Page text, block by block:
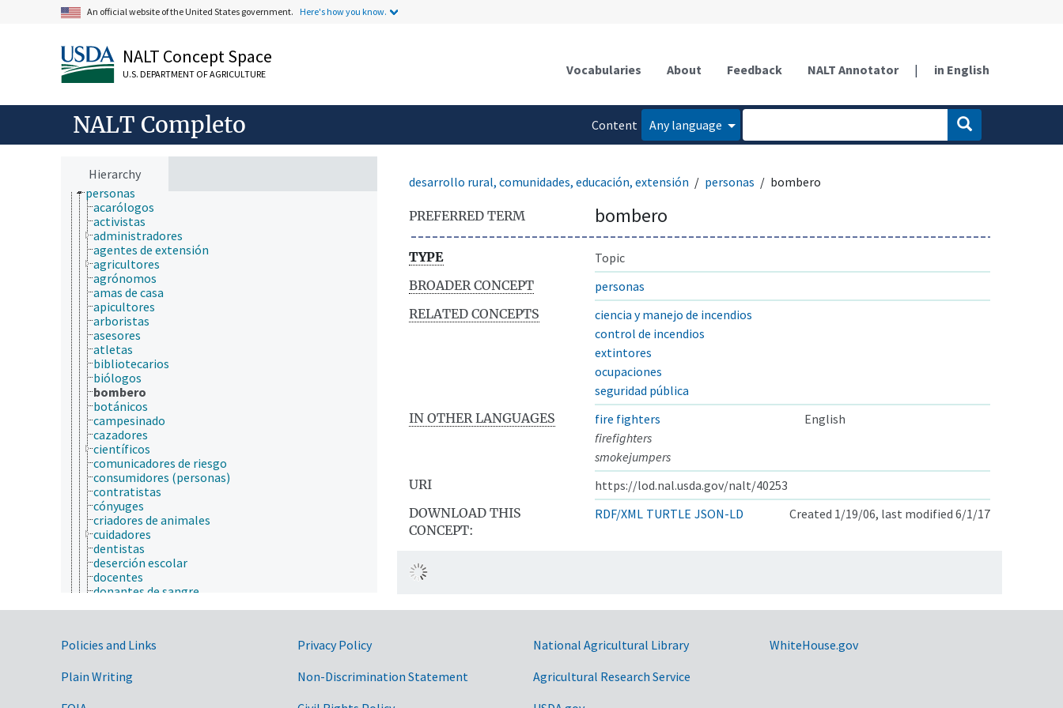
An official website of the United States government. Here's how you know.
NALT Concept Space
U.S. DEPARTMENT OF AGRICULTURE Vocabularies About Feedback NALT Annotator | in English
NALT Completo
Content
Any language
Hierarchy
ámbitos de estudio
animales, ganado, Una Sola Salud
comunicación (humana)
cultura y humanidades
demografía
educación
organizaciones
personas
acarólogos
activistas
administradores
agentes de extensión
agricultores
agrónomos
amas de casa
apicultores
arboristas
asesores
atletas
bibliotecarios
biólogos
bombero
botánicos
campesinado
cazadores
científicos
comunicadores de riesgo
consumidores (personas)
contratistas
cónyuges
criadores de animales
cuidadores
dentistas
deserción escolar
docentes
donantes de sangre
electricistas
equipo (personas)
desarrollo rural, comunidades, educación, extensión personas bombero
PREFERRED TERM bombero
TYPE
Topic
BROADER CONCEPT
personas
RELATED CONCEPTS
ciencia y manejo de incendios
control de incendios
extintores
ocupaciones
seguridad pública
IN OTHER LANGUAGES
fire fighters
English
firefighters
smokejumpers
URI
https://lod.nal.usda.gov/nalt/40253
DOWNLOAD THIS
CONCEPT:
RDF/XML TURTLE JSON-LD Created 1/19/06, last modified 6/1/17
Government Links
Policies and Links
Plain Writing
Privacy Policy
Non-Discrimination Statement
National Agricultural Library
Agricultural Research Service
WhiteHouse.gov